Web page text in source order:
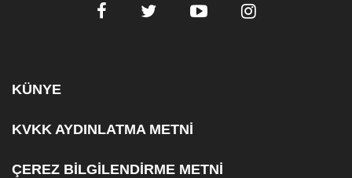
KÜNYE
KVKK AYDINLATMA METNİ
ÇEREZ BİLGİLENDİRME METNİ